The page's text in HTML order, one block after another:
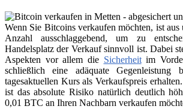
Wenn Sie Bitcoins verkaufen möchten, ist aus
Anzahl ausschlaggebend, um zu
Handelsplatz der Verkauf sinnvoll ist. Dabei
Aspekten vor allem die Sicherheitim
schließlich eine adäquate Gegenleistung
tagesaktuellen Kurs als Verkaufspreis
ist das absolute Risiko natürlich deutlich
0,01 BTC an Ihren Nachbarn verkaufen